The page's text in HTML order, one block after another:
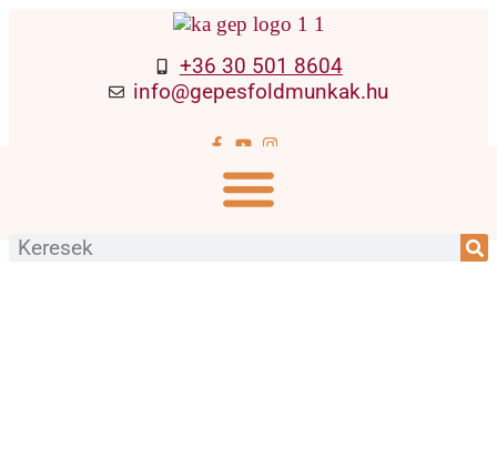
+36 30 501 8604
info@gepesfoldmunkak.hu